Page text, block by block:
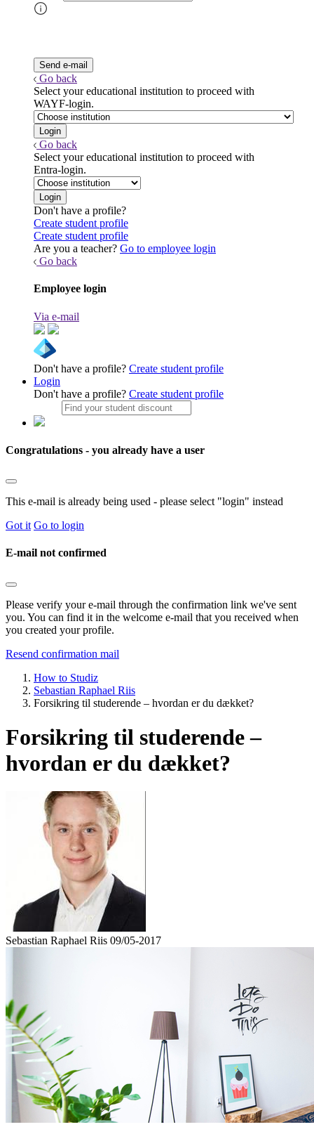
Go back
Select your educational institution to proceed with
WAYF-login.
Go back
Select your educational institution to proceed with
Entra-login.
Don't have a profile?
Create student profile
Create student profile
Are you a teacher? Go to employee login
Go back
Employee login
Via e-mail
Don't have a profile? Create student profile
Login
Don't have a profile? Create student profile
Congratulations - you already have a user
This e-mail is already being used - please select "login" instead
Got it Go to login
E-mail not confirmed
Please verify your e-mail through the confirmation link we've sent
you. You can find it in the welcome e-mail that you received when
you created your profile.
Resend confirmation mail
How to Studiz
Sebastian Raphael Riis
Forsikring til studerende – hvordan er du dækket?
Forsikring til studerende –
hvordan er du dækket?
Sebastian Raphael Riis 09/05-2017